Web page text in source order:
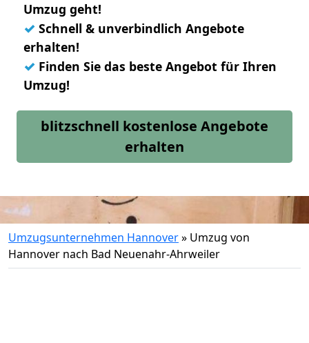
Umzug geht!
✓ Schnell & unverbindlich Angebote
erhalten!
✓ Finden Sie das beste Angebot für Ihren
Umzug!
blitzschnell kostenlose Angebote
erhalten
Umzugsunternehmen Hannover» Umzug von
Hannover nach Bad Neuenahr-Ahrweiler